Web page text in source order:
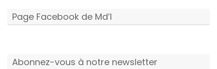
Page Facebook de Md’I
Abonnez-vous à notre newsletter